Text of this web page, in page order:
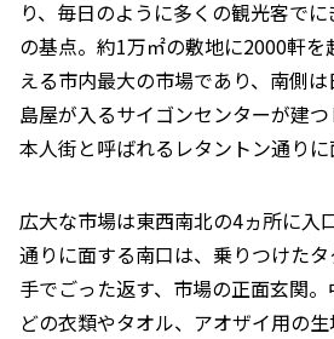
り、毎日のように多くの観光客で
の基点。約1万㎡の敷地に2000軒
える市内最大の市場であり、南側
島屋が入るサイゴンセンターが建
本人街と呼ばれるレタントン通りに
広大な市場は東西南北の4ヵ所に入
通りに面する南口は、乗りつけた
手でごった返す、市場の正面玄関
どの衣類やタオル、アオザイ用の